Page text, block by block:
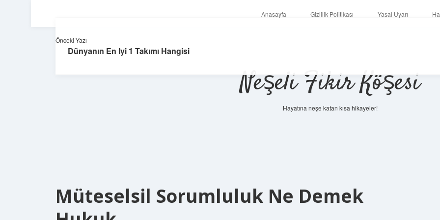
Anasayfa Gizlilik Politikası Yasal Uyarı
Neşeli Fikir Köşesi
Hayatına neşe katan kısa hikayeler!
Müteselsil Sorumluluk Ne Demek
Önceki Yazı
Dünyanın En Iyi 1 Takımı Hangisi